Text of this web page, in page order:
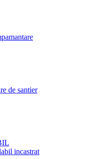
de santier
incastrat